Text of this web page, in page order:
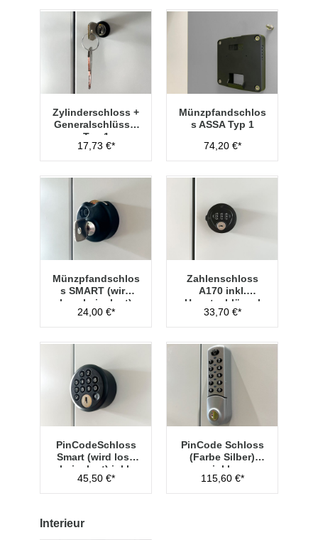
Zylinderschloss +
Generalschlüssel
Typ 1
17,73 €*
Münzpfandschlos
s ASSA Typ 1
74,20 €*
Münzpfandschlos
s SMART (wird
lose beigelegt)
24,00 €*
Zahlenschloss
A170 inkl.
Hauptschlüssel
Typ 1
33,70 €*
PinCodeSchloss
Smart (wird lose
beigelegt) inkl.
Managementschl
üssel
45,50 €*
PinCode Schloss
(Farbe Silber)
inkl.
Hauptschlüssel
Typ 1
115,60 €*
Interieur